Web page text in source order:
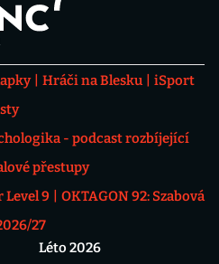
Hráči na Blesku
iSport
- podcast rozbíjející
přestupy
Level 9
OKTAGON 92: Szabová
27
Léto 2026